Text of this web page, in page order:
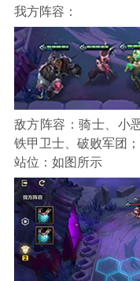
我方阵容：
敌方阵容：骑士、小
铁甲卫士、破败军团；
站位：如图所示